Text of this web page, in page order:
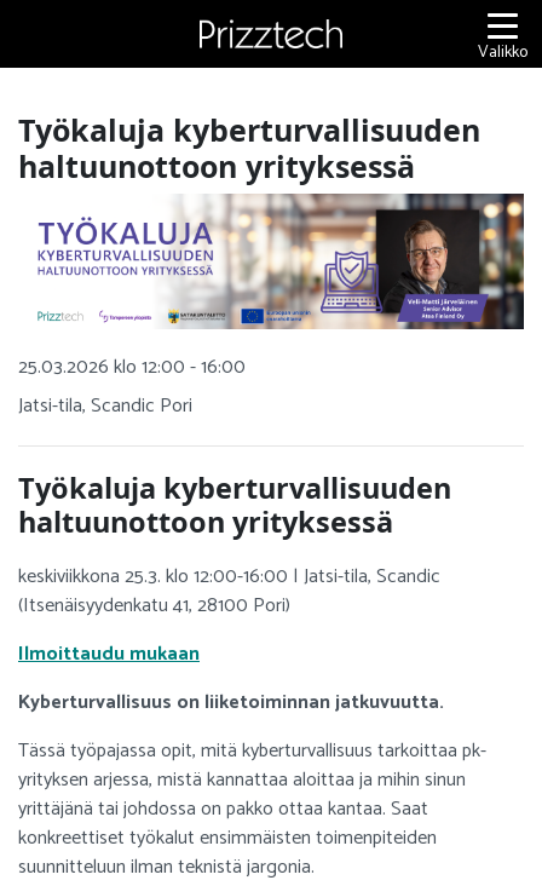
Valikko
Työkaluja kyberturvallisuuden
haltuunottoon yrityksessä
25.03.2026 klo 12:00 - 16:00
Jatsi-tila, Scandic Pori
Työkaluja kyberturvallisuuden
haltuunottoon yrityksessä
keskiviikkona 25.3. klo 12:00-16:00 | Jatsi-tila, Scandic
(Itsenäisyydenkatu 41, 28100 Pori)
Ilmoittaudu mukaan
Kyberturvallisuus on liiketoiminnan jatkuvuutta.
Tässä työpajassa opit, mitä kyberturvallisuus tarkoittaa pk-
yrityksen arjessa, mistä kannattaa aloittaa ja mihin sinun
yrittäjänä tai johdossa on pakko ottaa kantaa. Saat
konkreettiset työkalut ensimmäisten toimenpiteiden
suunnitteluun ilman teknistä jargonia.